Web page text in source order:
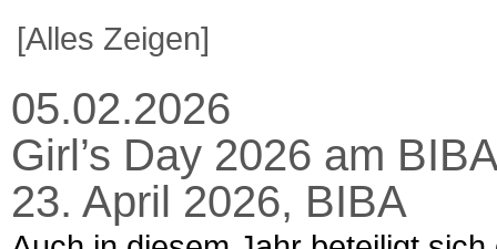
[Alles Zeigen]
05.02.2026
Girl’s Day 2026 am
23. April 2026, BIBA